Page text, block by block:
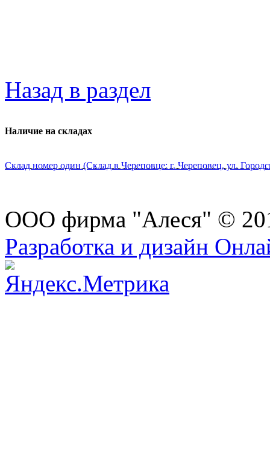
Назад в раздел
Наличие на складах
Склад номер один (Склад в Череповце: г. Череповец, ул.
ООО фирма "Алеся" ©
Разработка и дизайн